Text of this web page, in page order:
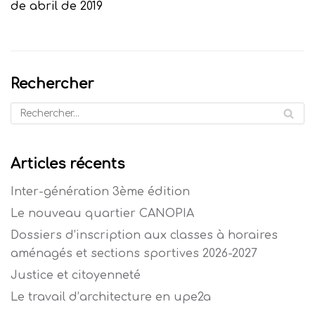
de abril de 2019
Rechercher
Articles récents
Inter-génération 3ème édition
Le nouveau quartier CANOPIA
Dossiers d’inscription aux classes à horaires
aménagés et sections sportives 2026-2027
Justice et citoyenneté
Le travail d’architecture en upe2a